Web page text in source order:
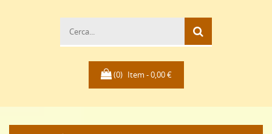
(0) Item -0,00 €